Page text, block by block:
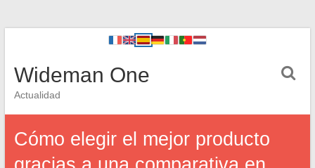
Wideman One
Actualidad
Cómo elegir el mejor producto